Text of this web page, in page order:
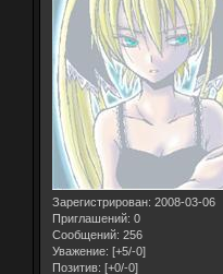
Зарегистрирован: 2008-03-06
Приглашений: 0
Сообщений: 256
Уважение: [+5/-0]
Позитив: [+0/-0]